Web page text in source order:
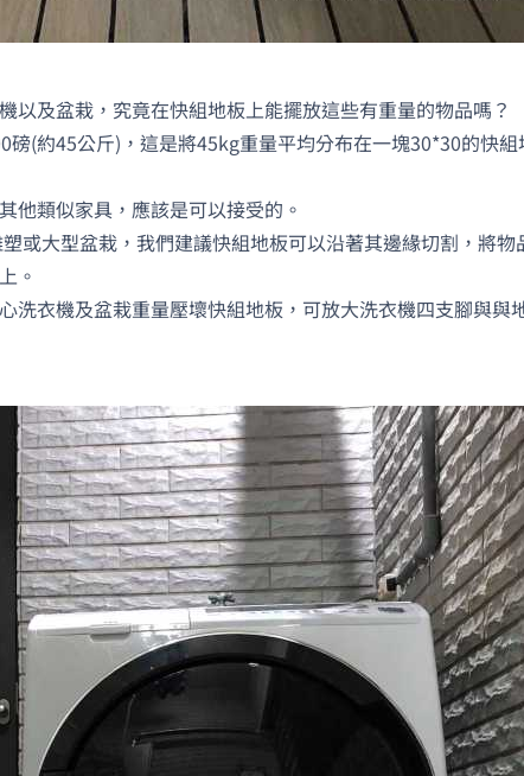
以及盆栽，究竟在快組地板上能擺放這些有重量的物品嗎？
(約45公斤)，這是將45kg重量平均分布在一塊30*30的快組
他類似家具，應該是可以接受的。
或大型盆栽，我們建議快組地板可以沿著其邊緣切割，將物
。
洗衣機及盆栽重量壓壞快組地板，可放大洗衣機四支腳與與